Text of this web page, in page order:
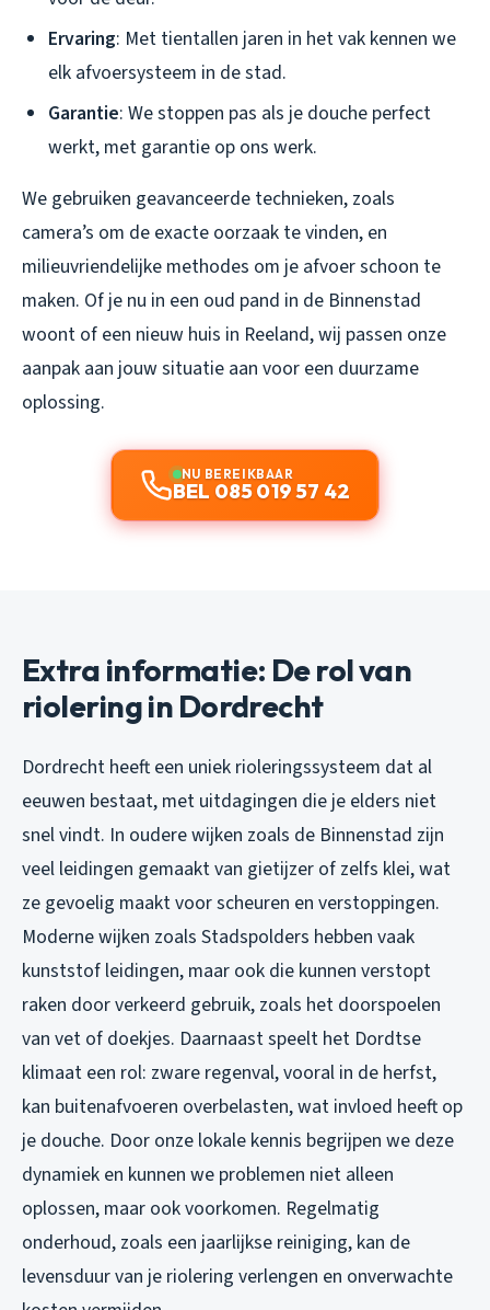
Ervaring: Met tientallen jaren in het vak kennen we
elk afvoersysteem in de stad.
Garantie: We stoppen pas als je douche perfect
werkt, met garantie op ons werk.
We gebruiken geavanceerde technieken, zoals
camera’s om de exacte oorzaak te vinden, en
milieuvriendelijke methodes om je afvoer schoon te
maken. Of je nu in een oud pand in de Binnenstad
woont of een nieuw huis in Reeland, wij passen onze
aanpak aan jouw situatie aan voor een duurzame
oplossing.
NU BEREIKBAAR
BEL 085 019 57 42
Extra informatie: De rol van
riolering in Dordrecht
Dordrecht heeft een uniek rioleringssysteem dat al
eeuwen bestaat, met uitdagingen die je elders niet
snel vindt. In oudere wijken zoals de Binnenstad zijn
veel leidingen gemaakt van gietijzer of zelfs klei, wat
ze gevoelig maakt voor scheuren en verstoppingen.
Moderne wijken zoals Stadspolders hebben vaak
kunststof leidingen, maar ook die kunnen verstopt
raken door verkeerd gebruik, zoals het doorspoelen
van vet of doekjes. Daarnaast speelt het Dordtse
klimaat een rol: zware regenval, vooral in de herfst,
kan buitenafvoeren overbelasten, wat invloed heeft op
je douche. Door onze lokale kennis begrijpen we deze
dynamiek en kunnen we problemen niet alleen
oplossen, maar ook voorkomen. Regelmatig
onderhoud, zoals een jaarlijkse reiniging, kan de
levensduur van je riolering verlengen en onverwachte